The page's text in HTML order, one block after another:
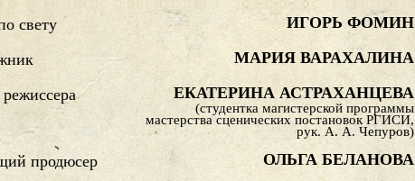
свету ИГОРЬ ФОМИН
МАРИЯ ВАРАХАЛИНА
ЕКАТЕРИНА АСТРАХАНЦЕВА
(студентка магистерской программы
мастерства сценических постановок РГИСИ,
рук. А. А. Чепуров)
продюсер ОЛЬГА БЕЛАНОВА